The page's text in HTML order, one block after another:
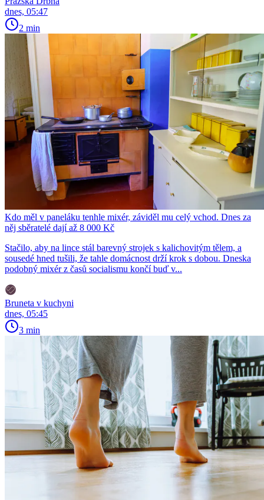
dnes, 05:47
2 min
Kdo měl v paneláku tenhle mixér, záviděl mu celý vchod. Dnes za
něj sběratelé dají až 8 000 Kč
Stačilo, aby na lince stál barevný strojek s kalichovitým tělem, a
sousedé hned tušili, že tahle domácnost drží krok s dobou. Dneska
podobný mixér z časů socialismu končí buď v...
Bruneta v kuchyni
dnes, 05:45
3 min